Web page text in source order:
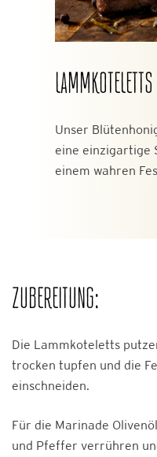
Unser
eine einzigartige
einem wahren
ZUBEREITUNG:
Die Lammkoteletts
trocken tupfen und die
einschneiden.
Für die Marinade
und Pfeffer verrühren